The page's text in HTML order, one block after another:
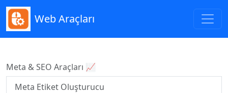
Web Araçları
Meta & SEO Araçları 📈
Meta Etiket Oluşturucu